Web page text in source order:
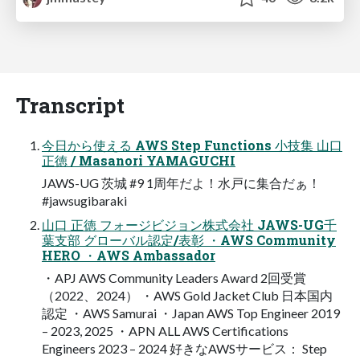
Transcript
今日から使える AWS Step Functions 小技集 山口
正徳 / Masanori YAMAGUCHI
JAWS-UG 茨城 #9 1周年だよ！水戸に集合だぁ！
#jawsugibaraki
山口 正徳 フォージビジョン株式会社 JAWS-UG千
葉支部 グローバル認定/表彰 ・AWS Community
HERO ・AWS Ambassador
・APJ AWS Community Leaders Award 2回受賞
（2022、2024） ・AWS Gold Jacket Club 日本国内
認定 ・AWS Samurai ・Japan AWS Top Engineer 2019
– 2023, 2025 ・APN ALL AWS Certifications
Engineers 2023 – 2024 好きなAWSサービス： Step